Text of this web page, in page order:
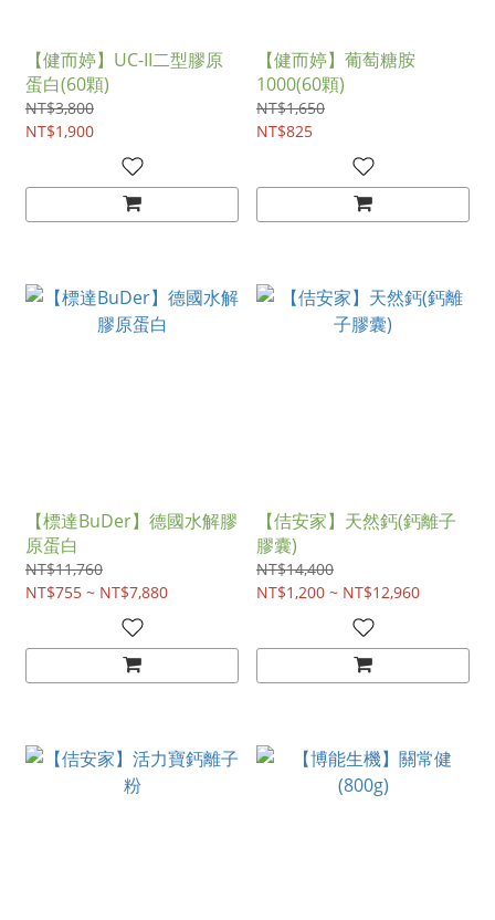
【健而婷】UC-II二型膠原
蛋白(60顆)
NT$3,800
NT$1,900
【健而婷】葡萄糖胺
1000(60顆)
NT$1,650
NT$825
【標達BuDer】德國水解膠
原蛋白
NT$11,760
NT$755 ~ NT$7,880
【佶安家】天然鈣(鈣離子
膠囊)
NT$14,400
NT$1,200 ~ NT$12,960